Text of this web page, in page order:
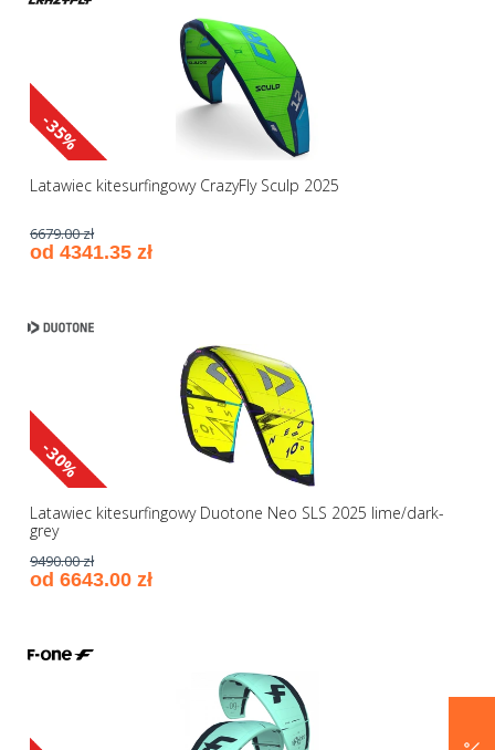
-35%
Latawiec kitesurfingowy CrazyFly Sculp 2025
6679.00 zł
od 4341.35 zł
-30%
Latawiec kitesurfingowy Duotone Neo SLS 2025 lime/dark-
grey
9490.00 zł
od 6643.00 zł